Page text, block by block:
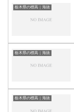
栃木県の標高｜海抜
栃木県の標高｜海抜
栃木県の標高｜海抜